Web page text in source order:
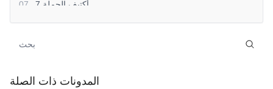
07
7.أكتيف الحملة
08.
8.لينكد إن Sales Navigator
09.
11
11.ميلشمبانزي
المدونات ذات الصلة